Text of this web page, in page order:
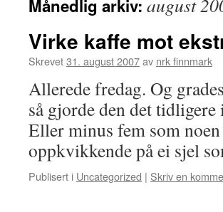
Månedlig arkiv: august
Virke kaffe mot
Skrevet31. august 2007av nrk finnmark
Allerede fredag. Og
så gjorde den det
Eller minus fem som
oppkvikkende på ei sjel
Publisert i Uncategorized | Skriv en